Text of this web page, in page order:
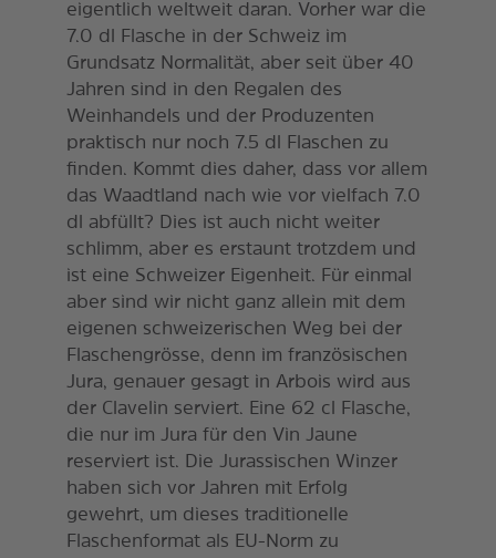
eigentlich weltweit daran. Vorher war die
7.0 dl Flasche in der Schweiz im
Grundsatz Normalität, aber seit über 40
Jahren sind in den Regalen des
Weinhandels und der Produzenten
praktisch nur noch 7.5 dl Flaschen zu
finden. Kommt dies daher, dass vor allem
das Waadtland nach wie vor vielfach 7.0
dl abfüllt? Dies ist auch nicht weiter
schlimm, aber es erstaunt trotzdem und
ist eine Schweizer Eigenheit. Für einmal
aber sind wir nicht ganz allein mit dem
eigenen schweizerischen Weg bei der
Flaschengrösse, denn im französischen
Jura, genauer gesagt in Arbois wird aus
der Clavelin serviert. Eine 62 cl Flasche,
die nur im Jura für den Vin Jaune
reserviert ist. Die Jurassischen Winzer
haben sich vor Jahren mit Erfolg
gewehrt, um dieses traditionelle
Flaschenformat als EU-Norm zu